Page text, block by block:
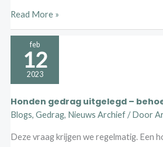
Read More »
feb
12
2023
Honden gedrag uitgelegd –
Blogs, Gedrag, Nieuws Archief/ Door
Deze vraag krijgen we regelmatig. Een
Honden
gedrag
uitgelegd
behoefte
doen
op